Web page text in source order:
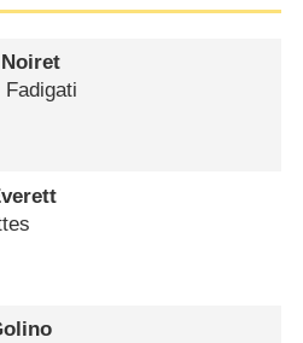
Fadigati